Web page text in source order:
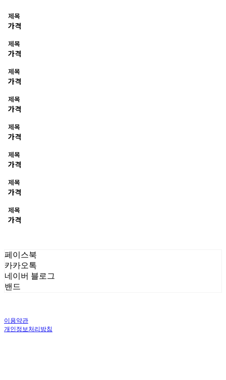
제목
가격
제목
가격
제목
가격
제목
가격
제목
가격
제목
가격
제목
가격
제목
가격
페이스북
카카오톡
네이버 블로그
밴드
이용약관
개인정보처리방침